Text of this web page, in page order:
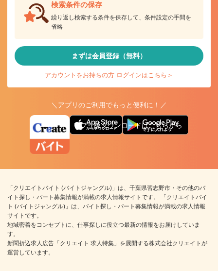
検索条件の保存
繰り返し検索する条件を保存して、条件設定の手間を
省略
まずは会員登録（無料）
アカウントをお持ちの方 ログインはこちら＞
＼アプリのご利用でもっと便利に！／
アプリ版ダウンロードはこちらから
「クリエイトバイト (バイトジャングル)」は、千葉県習志野市・その他のバ
イト探し・パート募集情報が満載の求人情報サイトです。 「クリエイトバイ
ト (バイトジャングル)」は、バイト探し・パート募集情報が満載の求人情報
サイトです。
地域密着をコンセプトに、仕事探しに役立つ最新の情報をお届けしていま
す。
新聞折込求人広告「クリエイト 求人特集」を展開する株式会社クリエイトが
運営しています。